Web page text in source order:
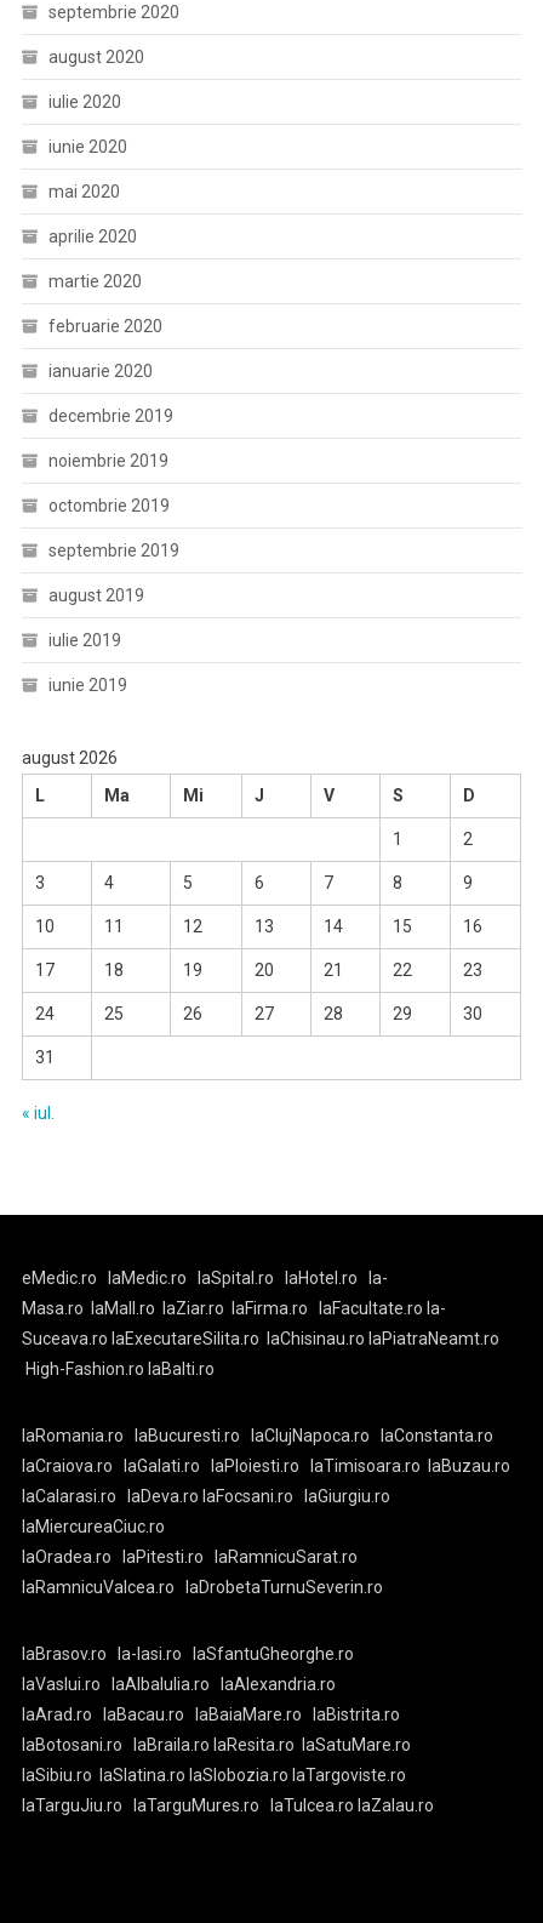
septembrie 2020
august 2020
iulie 2020
iunie 2020
mai 2020
aprilie 2020
martie 2020
februarie 2020
ianuarie 2020
decembrie 2019
noiembrie 2019
octombrie 2019
septembrie 2019
august 2019
iulie 2019
iunie 2019
august 2026
L
Ma Mi J V S D
1 2
3 4 5 6 7 8 9
10 11 12 13 14 15 16
17 18 19 20 21 22 23
24 25 26 27 28 29 30
31
« iul.
eMedic.ro laMedic.ro laSpital.ro laHotel.ro
la-
Masa.ro
laMall.ro laZiar.ro laFirma.ro laFacultate.ro la-
Suceava.ro laExecutareSilita.ro laChisinau.ro laPiatraNeamt.ro
High-Fashion.ro laBalti.ro
laRomania.ro laBucuresti.ro laClujNapoca.ro
laConstanta.ro
laCraiova.ro
laGalati.ro laPloiesti.ro laTimisoara.ro
laBuzau.ro
laCalarasi.ro
laDeva.ro laFocsani.ro
laGiurgiu.ro
laMiercureaCiuc.ro
laOradea.ro
laPitesti.ro
laRamnicuSarat.ro
laRamnicuValcea.ro
laDrobetaTurnuSeverin.ro
laBrasov.ro la-Iasi.ro
laSfantuGheorghe.ro
laVaslui.ro
laAlbaIulia.ro
laAlexandria.ro
laArad.ro
laBacau.ro laBaiaMare.ro
laBistrita.ro
laBotosani.ro
laBraila.ro laResita.ro
laSatuMare.ro
laSibiu.ro
laSlatina.ro laSlobozia.ro laTargoviste.ro
laTarguJiu.ro
laTarguMures.ro laTulcea.ro laZalau.ro